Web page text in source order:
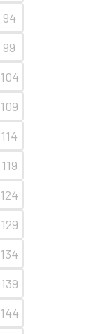
94
99
104
109
114
119
124
129
134
139
144